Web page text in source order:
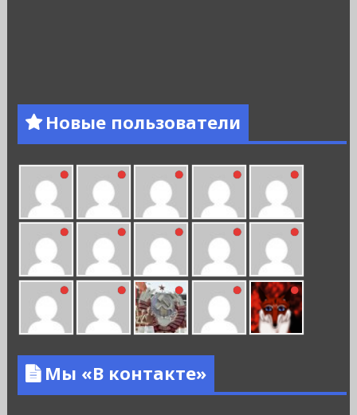
Новые пользователи
Мы «В контакте»